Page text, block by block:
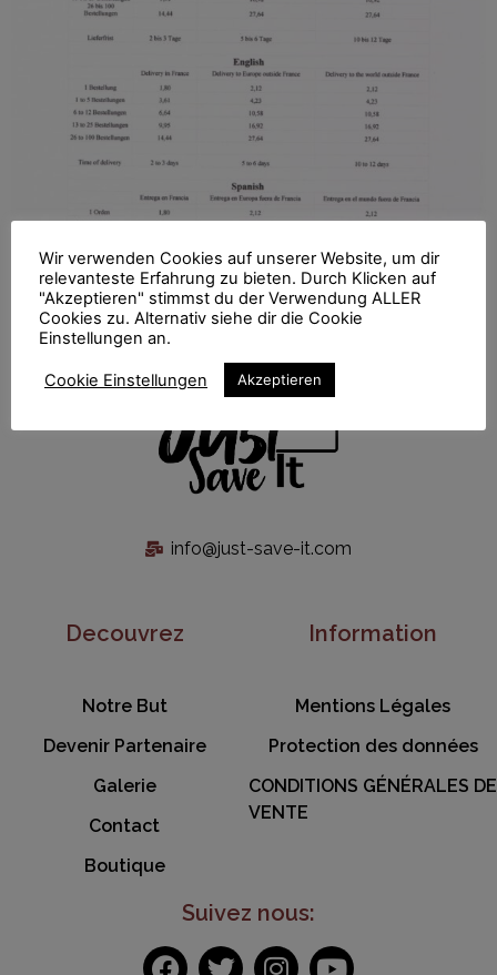
info@just-save-it.com
Decouvrez
Notre But
Devenir Partenaire
Galerie
Contact
Boutique
Information
Mentions Légales
Protection des données
CONDITIONS GÉNÉRALES DE
VENTE
Suivez nous:
Wir verwenden Cookies auf unserer Website, um dir
relevanteste Erfahrung zu bieten. Durch Klicken auf
"Akzeptieren" stimmst du der Verwendung ALLER
Cookies zu. Alternativ siehe dir die Cookie
Einstellungen an.
Cookie Einstellungen Akzeptieren